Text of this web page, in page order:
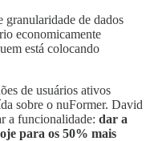
granularidade de dados
economicamente
está colocando
de usuários ativos
sobre o nuFormer. David
a funcionalidade: dar a
para os 50% mais